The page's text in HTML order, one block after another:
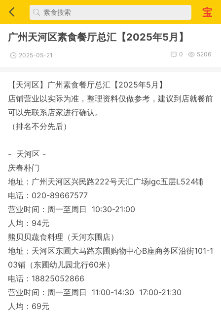
广州天河区素食餐厅总汇【2025年5月】
2025-05-21 5206
0
【天河区】广州素食餐厅总汇【2025年5月】
店铺营业以实际为准，整理资料仅做参考，建议到店就餐前
可以先联系店家进行确认。
（排名不分先后）
- 天河区 -
庆春朴门
地址：广州天河区兴民路222号天汇广场igc五层L524铺
电话：020-89667577
营业时间：周一至周日 10:30-21:00
人均：94元
熊贝贝蔬食料理（天河东圃店）
地址：天河区东圃大马路东圃购物中心B座商务区沿街101-1
03铺（东圃幼儿园北行60米）
电话：18825052866
营业时间：周一至周日 11:00-14:30 17:00-21:30
人均：69元